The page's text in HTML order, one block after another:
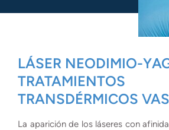
LÁSER NEODIMIO-
TRATAMIENTOS
TRANSDÉRMICOS
La aparición de los láseres con